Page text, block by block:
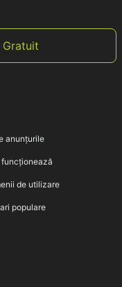
Gratuit
anunțurile
funcționează
de utilizare
populare